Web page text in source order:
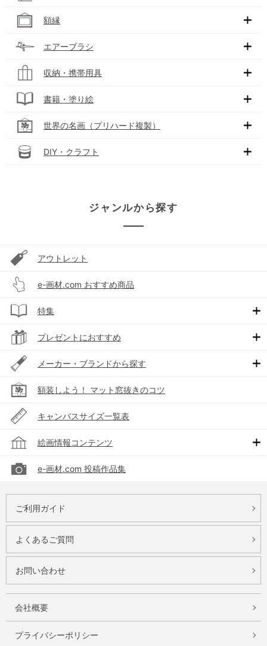
額縁
エアーブラシ
収納・携帯用具
書籍・塗り絵
世界の名画（プリハード複製）
DIY・クラフト
ジャンルから探す
アウトレット
e-画材.com おすすめ商品
特集
プレゼントにおすすめ
メーカー・ブランドから探す
額装しよう！ マット窓抜きのコツ
キャンバスサイズ一覧表
絵画情報コンテンツ
e-画材.com 投稿作品集
ご利用ガイド
よくあるご質問
お問い合わせ
会社概要
プライバシーポリシー